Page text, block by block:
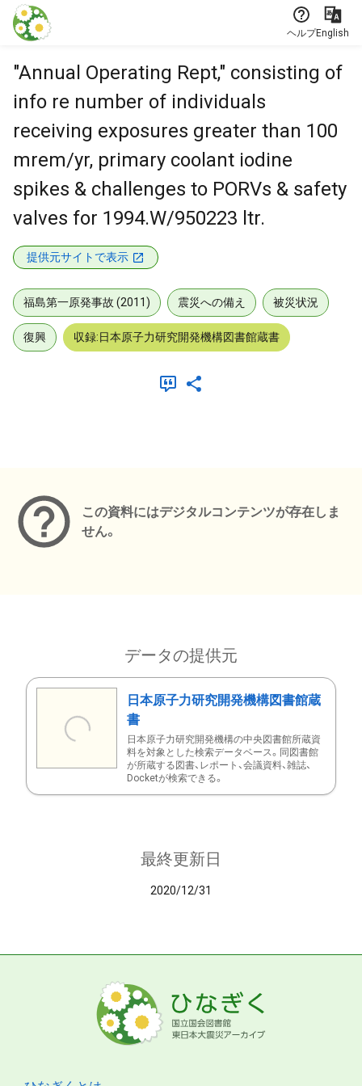
本文に飛ぶ
ヘルプEnglish
"Annual Operating Rept," consisting of
info re number of individuals
receiving exposures greater than 100
mrem/yr, primary coolant iodine
spikes & challenges to PORVs & safety
valves for 1994.W/950223 ltr.
提供元サイトで表示
福島第一原発事故 (2011) 震災への備え 被災状況
復興 収録:日本原子力研究開発機構図書館蔵書
この資料にはデジタルコンテンツが存在しま
せん。
データの提供元
日本原子力研究開発機構図書館蔵
書
日本原子力研究開発機構の中央図書館所蔵資
料を対象とした検索データベース。同図書館
が所蔵する図書、レポート、会議資料、雑誌、
Docketが検索できる。
最終更新日
2020/12/31